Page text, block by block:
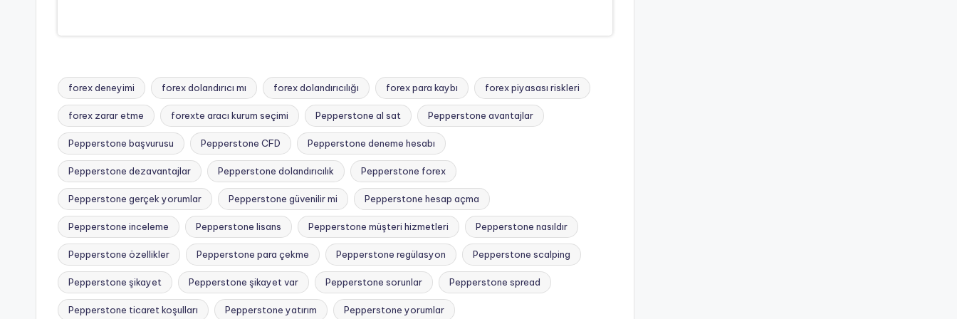
Tags:
forex deneyimi forex dolandırıcı mı forex dolandırıcılığı forex para kaybı forex piyasası riskleri
forex zarar etme forexte aracı kurum seçimi Pepperstone al sat Pepperstone avantajlar
Pepperstone başvurusu Pepperstone CFD Pepperstone deneme hesabı
Pepperstone dezavantajlar Pepperstone dolandırıcılık Pepperstone forex
Pepperstone gerçek yorumlar Pepperstone güvenilir mi Pepperstone hesap açma
Pepperstone inceleme Pepperstone lisans Pepperstone müşteri hizmetleri Pepperstone nasıldır
Pepperstone özellikler Pepperstone para çekme Pepperstone regülasyon Pepperstone scalping
Pepperstone şikayet Pepperstone şikayet var Pepperstone sorunlar Pepperstone spread
Pepperstone ticaret koşulları Pepperstone yatırım Pepperstone yorumlar